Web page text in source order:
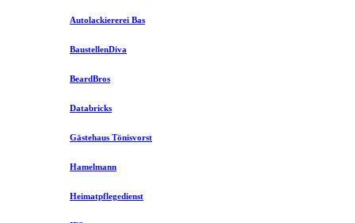
Autolackiererei Bas
BaustellenDiva
BeardBros
Databricks
Gästehaus Tönisvorst
Hamelmann
Heimatpflegedienst